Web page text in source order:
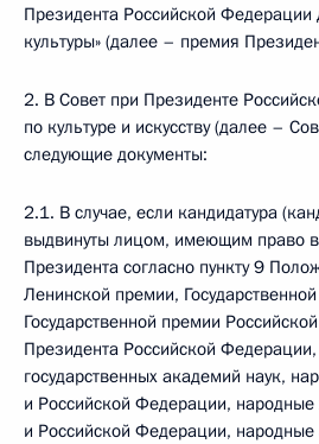
Президента Российской
культуры» (далее – премия
2. В Совет при Президенте
по культуре и искусству (далее –
следующие документы:
2.1. В случае, если кандидатура
выдвинуты лицом, имеющим право
Президента согласно пункту 9
Ленинской премии,
Государственной премии
Президента Российской
государственных академий наук,
и Российской Федерации,
и Российской Федерации, народные